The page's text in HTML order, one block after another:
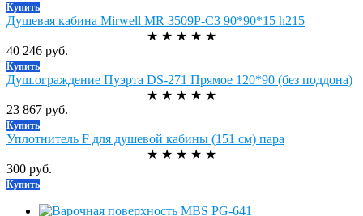
Купить
Душевая кабина Mirwell MR 3509P-C3 90*90*15 h215
★ ★ ★ ★ ★
40 246 руб.
Купить
Душ.ограждение Пуэрта DS-271 Прямое 120*90 (без поддона)
★ ★ ★ ★ ★
23 867 руб.
Купить
Уплотнитель F для душевой кабины (151 см) пара
★ ★ ★ ★ ★
300 руб.
Купить